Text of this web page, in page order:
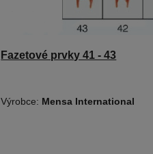
Fazetové prvky 41 - 43
Výrobce: Mensa International